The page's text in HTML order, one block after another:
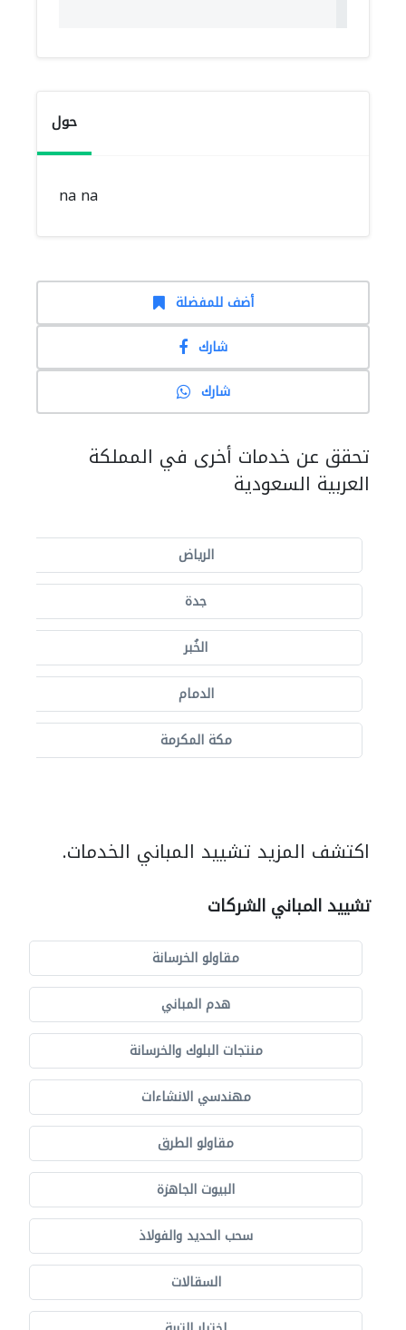
حول
na na
أضف للمفضلة
شارك
شارك
تحقق عن خدمات أخرى في المملكة
العربية السعودية
الرياض
جدة
الخُبر
الدمام
مكة المكرمة
اكتشف المزيد تشييد المباني الخدمات.
تشييد المباني الشركات
مقاولو الخرسانة
هدم المباني
منتجات البلوك والخرسانة
مهندسي الانشاءات
مقاولو الطرق
البيوت الجاهزة
سحب الحديد والفولاذ
السقالات